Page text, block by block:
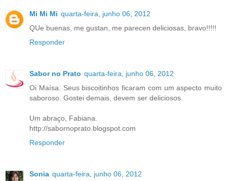
Mi Mi Mi quarta-feira, junho 06, 2012
QUe buenas, me gustan, me parecen deliciosas, bravo!!!!!
Responder
Sabor no Prato quarta-feira, junho 06, 2012
Oi Maísa. Seus biscoitinhos ficaram com um aspecto muito
saboroso. Gostei demais, devem ser deliciosos.
Um abraço, Fabiana.
http://sabornoprato.blogspot.com
Responder
Sonia quarta-feira, junho 06, 2012